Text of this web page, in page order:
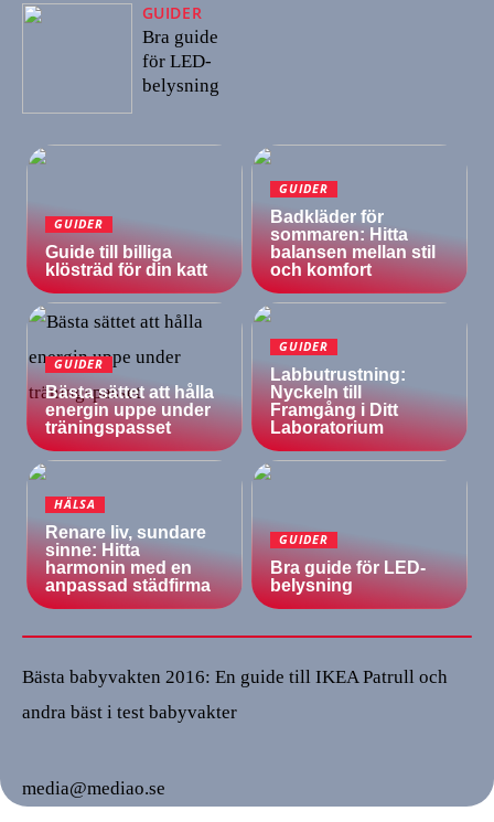
GUIDER
Bra guide
för LED-
belysning
GUIDER
Guide till billiga
klösträd för din katt
GUIDER
Badkläder för
sommaren: Hitta
balansen mellan stil
och komfort
GUIDER
Bästa sättet att hålla
energin uppe under
träningspasset
GUIDER
Labbutrustning:
Nyckeln till
Framgång i Ditt
Laboratorium
HÄLSA
Renare liv, sundare
sinne: Hitta
harmonin med en
anpassad städfirma
GUIDER
Bra guide för LED-
belysning
Bästa babyvakten 2016: En guide till IKEA Patrull och
andra bäst i test babyvakter
media@mediao.se